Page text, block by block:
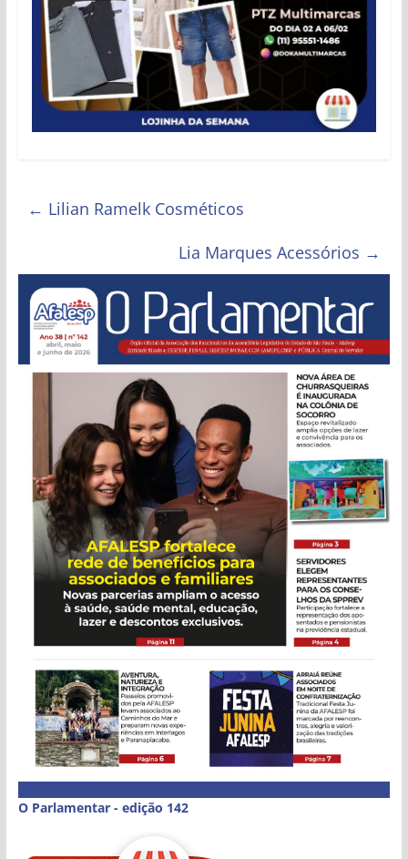
Estado
São
Paulo
← Lilian Ramelk Cosméticos
Lia Marques Acessórios →
O Parlamentar - edição 142